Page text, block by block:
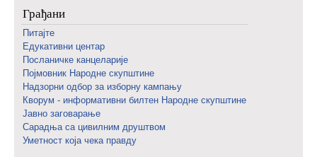
Грађани
Питајте
Едукативни центар
Посланичке канцеларије
Појмовник Народне скупштине
Надзорни одбор за изборну кампању
Кворум - информативни билтен Народне скупштине
Јавно заговарање
Сарадња са цивилним друштвом
Уметност која чека правду